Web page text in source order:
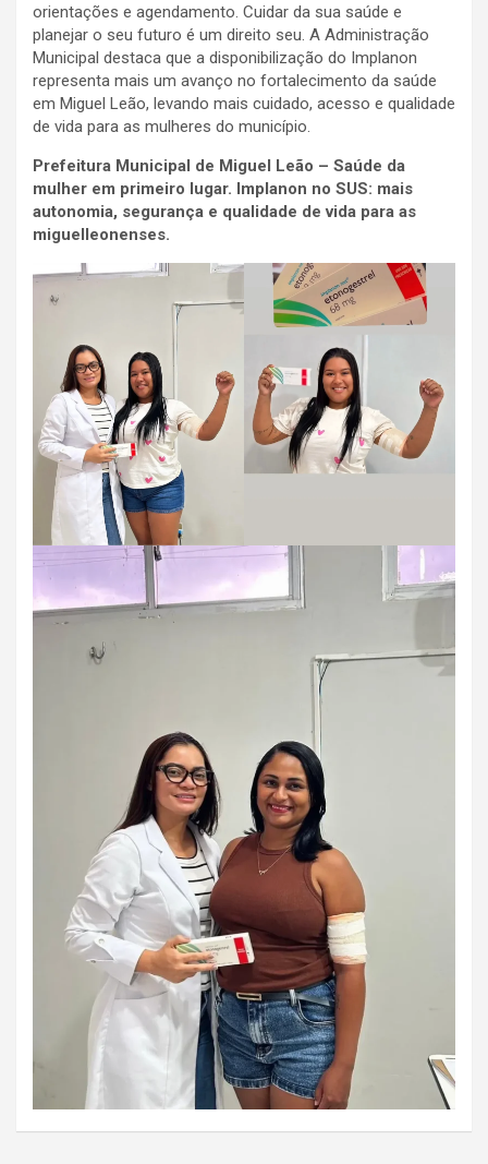
orientações e agendamento. Cuidar da sua saúde e
planejar o seu futuro é um direito seu. A Administração
Municipal destaca que a disponibilização do Implanon
representa mais um avanço no fortalecimento da saúde
em Miguel Leão, levando mais cuidado, acesso e qualidade
de vida para as mulheres do município.
Prefeitura Municipal de Miguel Leão – Saúde da
mulher em primeiro lugar. Implanon no SUS: mais
autonomia, segurança e qualidade de vida para as
miguelleonenses.